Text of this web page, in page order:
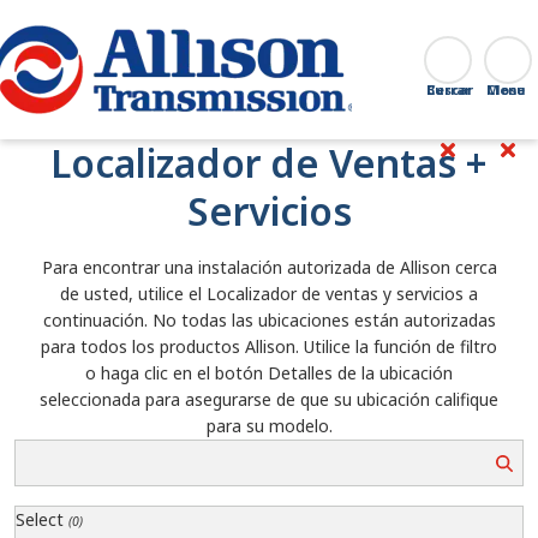
Go Home Buscar
Cerrar
Localizador de Ventas +
Servicios
Para encontrar una instalación autorizada de Allison cerca
de usted, utilice el Localizador de ventas y servicios a
continuación. No todas las ubicaciones están autorizadas
para todos los productos Allison. Utilice la función de filtro
o haga clic en el botón Detalles de la ubicación
seleccionada para asegurarse de que su ubicación califique
para su modelo.
Select (0)